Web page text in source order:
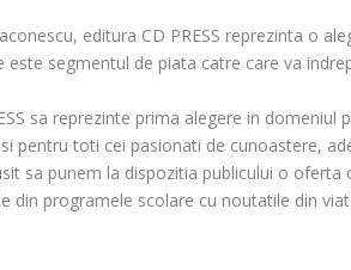
editura CD PRESS reprezinta o
este segmentul de piata catre care va
sa reprezinte prima alegere in
pentru toti cei pasionati de cunoastere,
sa punem la dispozitia publicului o
din programele scolare cu noutatile din